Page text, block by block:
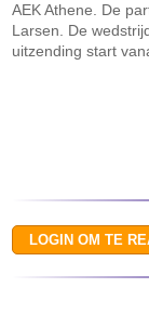
AEK Athene. De
Larsen. De
uitzending start